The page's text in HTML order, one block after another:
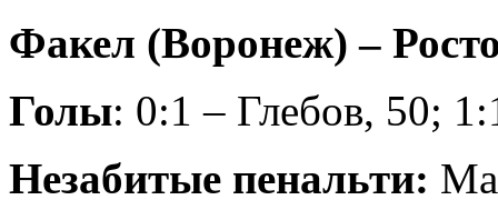
Факел (Воронеж) –
Голы: 0:1 – Глебов, 50;
Незабитые пенальти: